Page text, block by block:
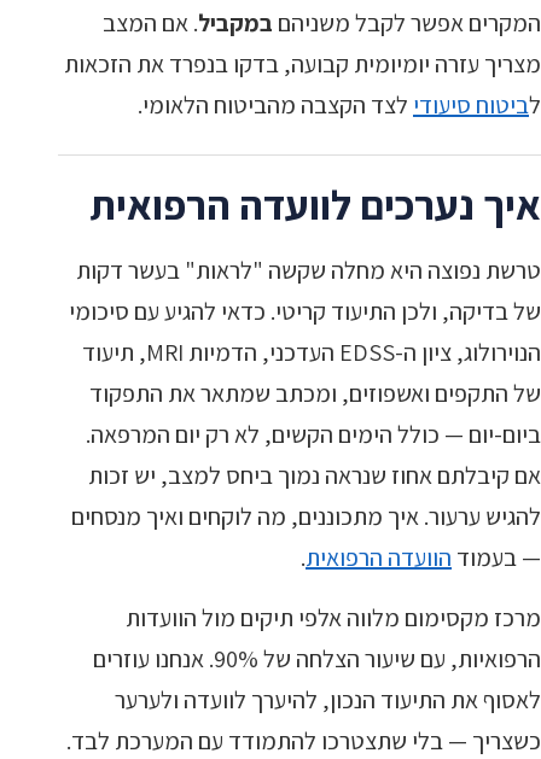
המקרים אפשר לקבל משניהם במקביל. אם המצב
מצריך עזרה יומיומית קבועה, בדקו בנפרד את הזכאות
לביטוח סיעודי לצד הקצבה מהביטוח הלאומי.
איך נערכים לוועדה הרפואית
טרשת נפוצה היא מחלה שקשה "לראות" בעשר דקות
של בדיקה, ולכן התיעוד קריטי. כדאי להגיע עם סיכומי
הנוירולוג, ציון ה-EDSS העדכני, הדמיות MRI, תיעוד
של התקפים ואשפוזים, ומכתב שמתאר את התפקוד
ביום-יום — כולל הימים הקשים, לא רק יום המרפאה.
אם קיבלתם אחוז שנראה נמוך ביחס למצב, יש זכות
להגיש ערעור. איך מתכוננים, מה לוקחים ואיך מנסחים
— בעמוד הוועדה הרפואית.
מרכז מקסימום מלווה אלפי תיקים מול הוועדות
הרפואיות, עם שיעור הצלחה של 90%. אנחנו עוזרים
לאסוף את התיעוד הנכון, להיערך לוועדה ולערער
כשצריך — בלי שתצטרכו להתמודד עם המערכת לבד.